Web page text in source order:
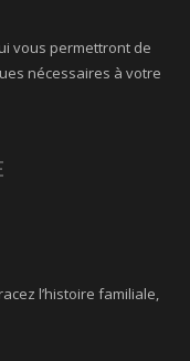
vous permettront de
nécessaires à votre
l’histoire familiale,